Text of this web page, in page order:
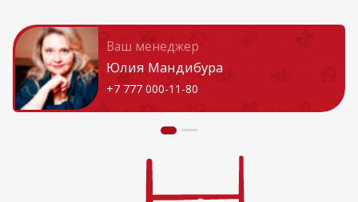
Ваш менеджер
Юлия Мандибура
+7 777 000-11-80